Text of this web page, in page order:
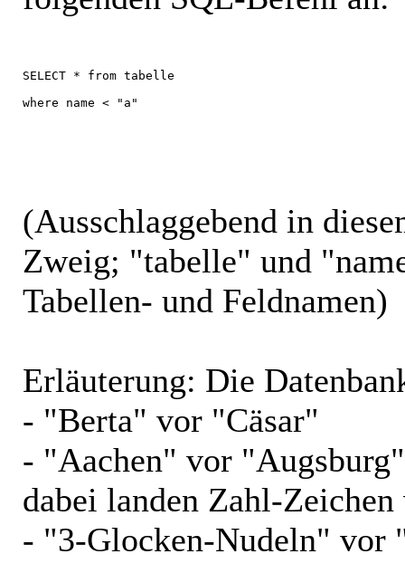
SELECT * from tabelle
where name < "a"
(Ausschlaggebend in
Zweig; "tabelle" und
Tabellen- und Feldnamen)
Erläuterung: Die
- "Berta" vor "Cäsar"
- "Aachen" vor "Augsburg"
dabei landen Zahl-
- "3-Glocken-Nudeln" vor